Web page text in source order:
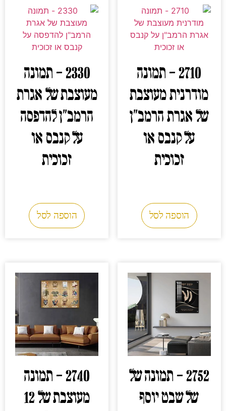
2710 – תמונה
מודרנית מעוצבת
של אגרת הרמב"ן
על קנבס או
זכוכית
הוספה לסל
2330 – תמונה
מעוצבת של אגרת
הרמב"ן להדפסה
על קנבס או
זכוכית
הוספה לסל
2752 – תמונה של
של שבט יוסף
2740 – תמונה
מעוצבת של 12